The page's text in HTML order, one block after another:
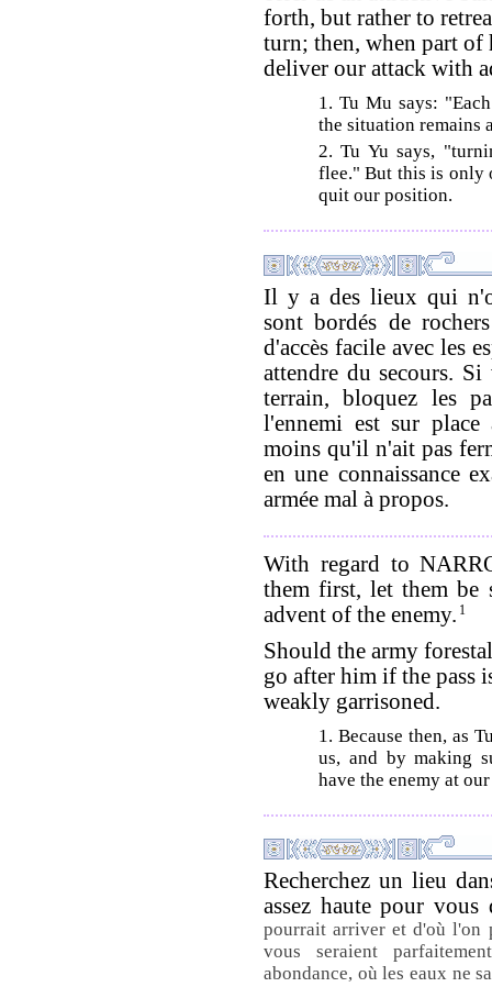
forth, but rather to
turn; then, when part of
deliver our attack with
1. Tu Mu says:
the situation remains
2. Tu Yu says,
flee." But this is only
quit our position.
Il y a des lieux qui
sont bordés de
d'accès facile avec les
attendre du secours.
terrain, bloquez les
l'ennemi est sur
moins qu'il n'ait pas
en une connaissance
armée mal à propos.
With regard to
them first, let them be
advent of the enemy. 1
Should the army
go after him if the
weakly garrisoned.
1. Because then, as
us, and by making
have the enemy at
Recherchez un lieu
assez haute pour
pourrait arriver et d'où l'on
vous seraient
abondance, où les eaux ne